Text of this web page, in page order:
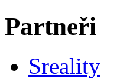
Partneři
Sreality